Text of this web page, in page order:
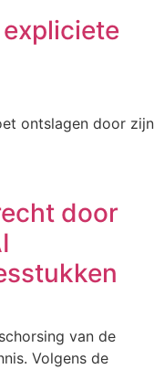
ontslagen door zijn
door
van de
Volgens de